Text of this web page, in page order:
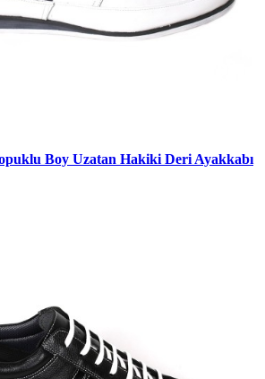
Boy Uzatan Hakiki Deri Ayakkabı